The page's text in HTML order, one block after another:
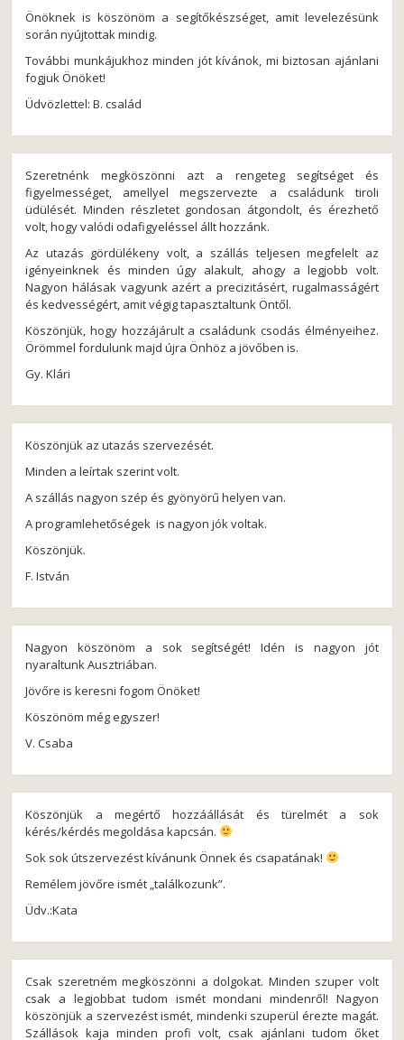
Önöknek is köszönöm a segítőkészséget, amit levelezésünk
során nyújtottak mindig.
További munkájukhoz minden jót kívánok, mi biztosan ajánlani
fogjuk Önöket!
Üdvözlettel: B. család
Szeretnénk megköszönni azt a rengeteg segítséget és
figyelmességet, amellyel megszervezte a családunk tiroli
üdülését. Minden részletet gondosan átgondolt, és érezhető
volt, hogy valódi odafigyeléssel állt hozzánk.
Az utazás gördülékeny volt, a szállás teljesen megfelelt az
igényeinknek és minden úgy alakult, ahogy a legjobb volt.
Nagyon hálásak vagyunk azért a precizitásért, rugalmasságért
és kedvességért, amit végig tapasztaltunk Öntől.
Köszönjük, hogy hozzájárult a családunk csodás élményeihez.
Örömmel fordulunk majd újra Önhöz a jövőben is.
Gy. Klári
Köszönjük az utazás szervezését.
Minden a leírtak szerint volt.
A szállás nagyon szép és gyönyörű helyen van.
A programlehetőségek is nagyon jók voltak.
Köszönjük.
F. István
Nagyon köszönöm a sok segítségét! Idén is nagyon jót
nyaraltunk Ausztriában.
Jövőre is keresni fogom Önöket!
Köszönöm még egyszer!
V. Csaba
Köszönjük a megértő hozzáállását és türelmét a sok
kérés/kérdés megoldása kapcsán.
Sok sok útszervezést kívánunk Önnek és csapatának!
Remélem jövőre ismét „találkozunk”.
Üdv.:Kata
Csak szeretném megköszönni a dolgokat. Minden szuper volt
csak a legjobbat tudom ismét mondani mindenről! Nagyon
köszönjük a szervezést ismét, mindenki szuperül érezte magát.
Szállások kaja minden profi volt, csak ajánlani tudom őket